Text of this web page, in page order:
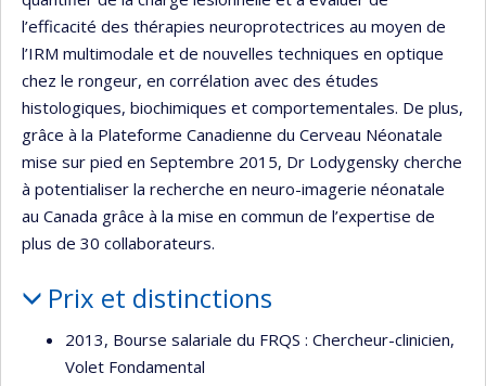
l’efficacité des thérapies neuroprotectrices au moyen de
l’IRM multimodale et de nouvelles techniques en optique
chez le rongeur, en corrélation avec des études
histologiques, biochimiques et comportementales. De plus,
grâce à la Plateforme Canadienne du Cerveau Néonatale
mise sur pied en Septembre 2015, Dr Lodygensky cherche
à potentialiser la recherche en neuro-imagerie néonatale
au Canada grâce à la mise en commun de l’expertise de
plus de 30 collaborateurs.
Prix et distinctions
2013, Bourse salariale du FRQS : Chercheur-clinicien,
Volet Fondamental